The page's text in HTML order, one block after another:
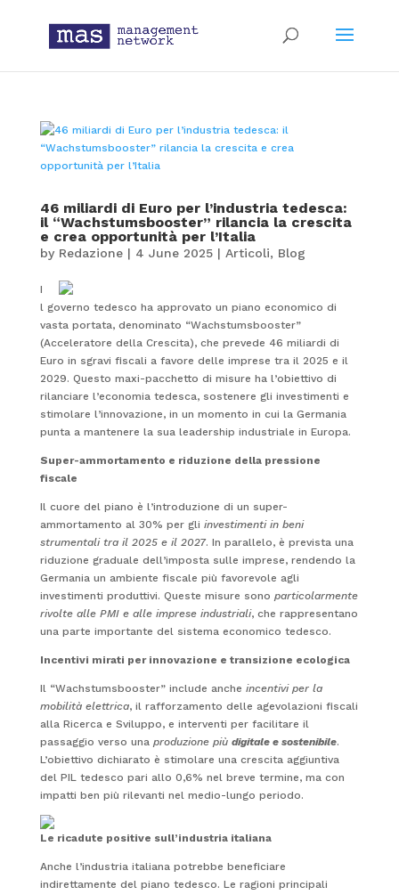
46 miliardi di Euro per l’industria tedesca:
il “Wachstumsbooster” rilancia la crescita
e crea opportunità per l’Italia
by Redazione| 4 June 2025| Articoli, Blog
I
l governo tedesco ha approvato un piano economico di
vasta portata, denominato “Wachstumsbooster”
(Acceleratore della Crescita), che prevede 46 miliardi di
Euro in sgravi fiscali a favore delle imprese tra il 2025 e il
2029. Questo maxi-pacchetto di misure ha l’obiettivo di
rilanciare l’economia tedesca, sostenere gli investimenti e
stimolare l’innovazione, in un momento in cui la Germania
punta a mantenere la sua leadership industriale in Europa.
Super-ammortamento e riduzione della pressione
fiscale
Il cuore del piano è l’introduzione di un super-
ammortamento al 30% per gli investimenti in beni
strumentali tra il 2025 e il 2027. In parallelo, è prevista una
riduzione graduale dell’imposta sulle imprese, rendendo la
Germania un ambiente fiscale più favorevole agli
investimenti produttivi. Queste misure sono particolarmente
rivolte alle PMI e alle imprese industriali, che rappresentano
una parte importante del sistema economico tedesco.
Incentivi mirati per innovazione e transizione ecologica
Il “Wachstumsbooster” include anche incentivi per la
mobilità elettrica, il rafforzamento delle agevolazioni fiscali
alla Ricerca e Sviluppo, e interventi per facilitare il
passaggio verso una produzione più digitale e sostenibile.
L’obiettivo dichiarato è stimolare una crescita aggiuntiva
del PIL tedesco pari allo 0,6% nel breve termine, ma con
impatti ben più rilevanti nel medio-lungo periodo.
Le ricadute positive sull’industria italiana
Anche l’industria italiana potrebbe beneficiare
indirettamente del piano tedesco. Le ragioni principali